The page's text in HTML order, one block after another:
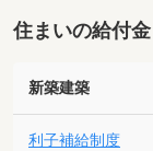
住まいの給付金
新築建築
利子補給制度